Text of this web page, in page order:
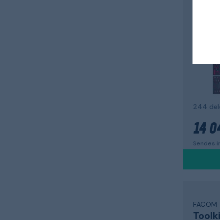
244
14
Sendes
FACOM